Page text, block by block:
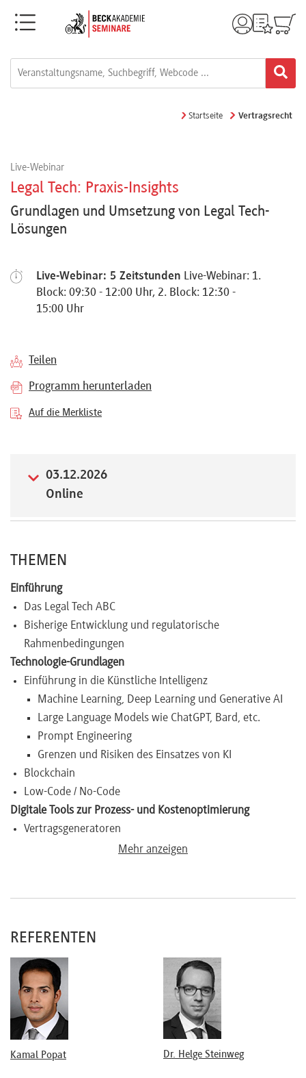
Menü
Webinare
Learnings
Kontakt
uns
FAQ
Newsletter
Startseite Vertragsrecht
Live-Webinar
Legal Tech: Praxis-Insights
Grundlagen und Umsetzung von Legal Tech-
Lösungen
Live-Webinar: 5 Zeitstunden Live-Webinar: 1.
Block: 09:30 - 12:00 Uhr, 2. Block: 12:30 -
15:00 Uhr
Teilen
Programm herunterladen
Auf die Merkliste
03.12.2026
Online
THEMEN
Einführung
Das Legal Tech ABC
Bisherige Entwicklung und regulatorische
Rahmenbedingungen
Technologie-Grundlagen
Einführung in die Künstliche Intelligenz
Machine Learning, Deep Learning und Generative AI
Large Language Models wie ChatGPT, Bard, etc.
Prompt Engineering
Grenzen und Risiken des Einsatzes von KI
Blockchain
Low-Code / No-Code
Digitale Tools zur Prozess- und Kostenoptimierung
Vertragsgeneratoren
Contract Lifecycle Management
Prüfung und Analyse großer Vertragsbestände im
Hinblick auf darin enthaltene Risiken
Juristische Recherche
Übersetzungen
Elektronische Signatur und Verschlüsselung
Legal Spend Management
Fallerfassung und -monitoring
Mehr anzeigen
REFERENTEN
Kamal Popat Dr. Helge Steinweg